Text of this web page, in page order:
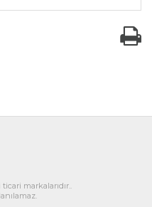
markalarıdır..